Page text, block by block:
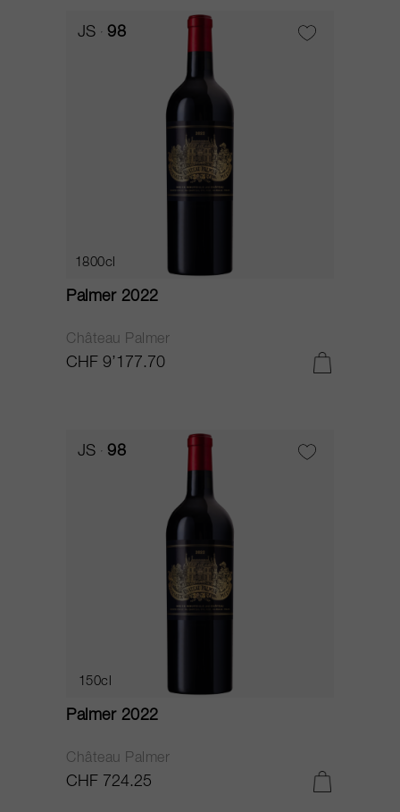
JS 98
1800cl
Palmer 2022
Château Palmer
CHF 9’177.70
JS 98
150cl
Palmer 2022
Château Palmer
CHF 724.25